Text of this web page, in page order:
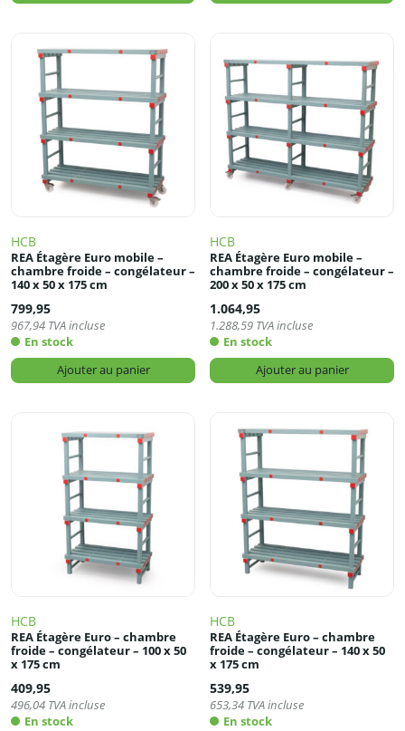
HCB
REA Étagère Euro mobile –
chambre froide – congélateur –
140 x 50 x 175 cm
799,95
967,94 TVA incluse
En stock
Ajouter au panier
HCB
REA Étagère Euro mobile –
chambre froide – congélateur –
200 x 50 x 175 cm
1.064,95
1.288,59 TVA incluse
En stock
Ajouter au panier
HCB
REA Étagère Euro – chambre
froide – congélateur – 100 x 50
x 175 cm
409,95
496,04 TVA incluse
En stock
HCB
REA Étagère Euro – chambre
froide – congélateur – 140 x 50
x 175 cm
539,95
653,34 TVA incluse
En stock